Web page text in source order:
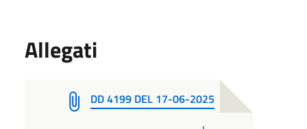
Allegati
DD 4199 DEL 17-06-2025